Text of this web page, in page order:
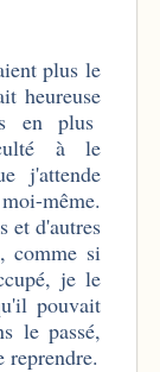
plus le
heureuse
en plus
à le
j'attende
même.
et d'autres
comme si
je le
pouvait
le passé,
reprendre.